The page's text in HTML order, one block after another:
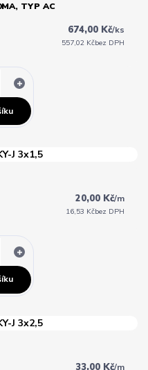
TYP AC
674,00 Kč/ks
557,02 Kčbez DPH
20,00 Kč/m
16,53 Kčbez DPH
33,00 Kč/m